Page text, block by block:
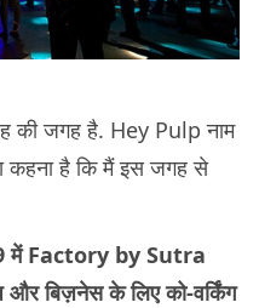
की जगह है. Hey Pulp नाम
कहना है कि मैं इस जगह से
में Factory by Sutra
बिज़नेस के लिए को-वर्किंग